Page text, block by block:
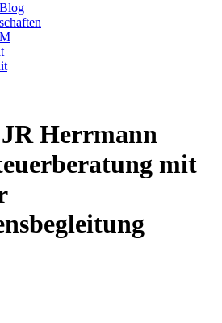
Blog
Herrmann
mit